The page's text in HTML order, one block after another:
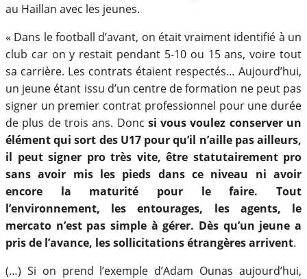
au Haillan avec les jeunes.
« Dans le football d’avant, on était vraiment identifié à un
club car on y restait pendant 5-10 ou 15 ans, voire tout
sa carrière. Les contrats étaient respectés… Aujourd’hui,
un jeune étant issu d’un centre de formation ne peut pas
signer un premier contrat professionnel pour une durée
de plus de trois ans. Donc si vous voulez conserver un
élément qui sort des U17 pour qu’il n’aille pas ailleurs,
il peut signer pro très vite, être statutairement pro
sans avoir mis les pieds dans ce niveau ni avoir
encore la maturité pour le faire. Tout
l’environnement, les entourages, les agents, le
mercato n’est pas simple à gérer. Dès qu’un jeune a
pris de l’avance, les sollicitations étrangères arrivent.
(…) Si on prend l’exemple d’Adam Ounas aujourd’hui,